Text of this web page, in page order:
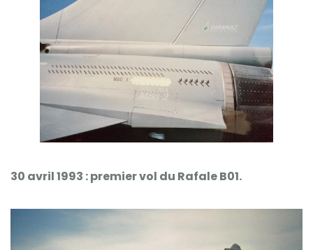
30 avril 1993 : premier vol du Rafale B01.